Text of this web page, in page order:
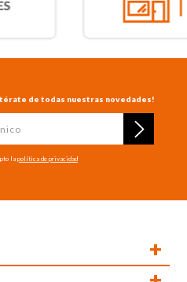
de todas nuestras novedades!
lapolítica de privacidad
+